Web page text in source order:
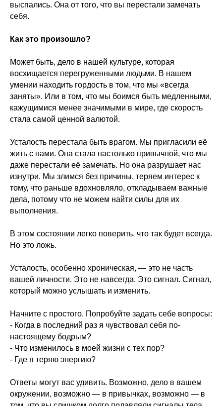
выспались. Она от того, что вы перестали замечать
себя.
Как это произошло?
Может быть, дело в нашей культуре, которая
восхищается перегруженными людьми. В нашем
умении находить гордость в том, что мы «всегда
заняты». Или в том, что мы боимся быть медленными,
кажущимися менее значимыми в мире, где скорость
стала самой ценной валютой.
Усталость перестала быть врагом. Мы пригласили её
жить с нами. Она стала настолько привычной, что мы
даже перестали её замечать. Но она разрушает нас
изнутри. Мы злимся без причины, теряем интерес к
тому, что раньше вдохновляло, откладываем важные
дела, потому что не можем найти силы для их
выполнения.
В этом состоянии легко поверить, что так будет всегда.
Но это ложь.
Усталость, особенно хроническая, — это не часть
вашей личности. Это не навсегда. Это сигнал. Сигнал,
который можно услышать и изменить.
Начните с простого. Попробуйте задать себе вопросы:
- Когда в последний раз я чувствовал себя по-
настоящему бодрым?
- Что изменилось в моей жизни с тех пор?
- Где я теряю энергию?
Ответы могут вас удивить. Возможно, дело в вашем
окружении, возможно — в привычках, возможно — в